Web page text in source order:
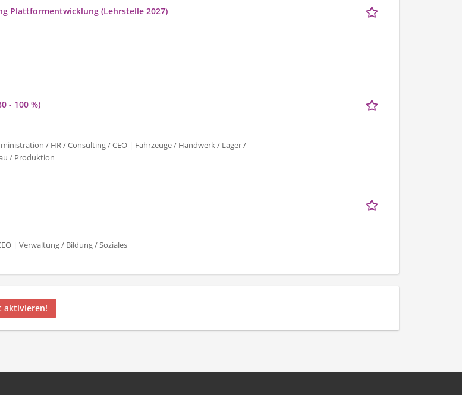
Plattformentwicklung (Lehrstelle 2027)
- 100 %)
/ HR / Consulting / CEO | Fahrzeuge / Handwerk / Lager /
/ Produktion
| Verwaltung / Bildung / Soziales
aktivieren!